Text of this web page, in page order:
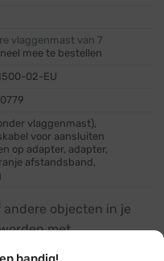
vlaggenmast van 7
mee te bestellen
02-EU
vlaggenmast),
voor aansluiten
op adapter, adapter,
afstandsband,
andere objecten in je
met
is een vlaggenmast